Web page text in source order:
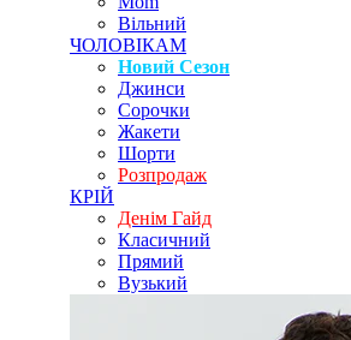
Вільний
ЧОЛОВІКАМ
Новий Сезон
Джинси
Сорочки
Жакети
Шорти
Розпродаж
КРІЙ
Денім Гайд
Класичний
Прямий
Вузький